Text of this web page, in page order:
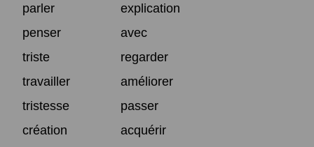
parler
explication
penser
avec
triste
regarder
travailler
améliorer
tristesse
passer
création
acquérir